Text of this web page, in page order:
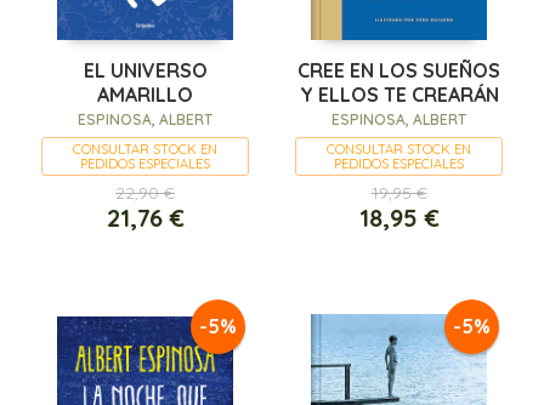
EL UNIVERSO
AMARILLO
ESPINOSA, ALBERT
CONSULTAR STOCK EN
PEDIDOS ESPECIALES
22,90 €
21,76 €
CREE EN LOS SUEÑOS
Y ELLOS TE CREARÁN
ESPINOSA, ALBERT
CONSULTAR STOCK EN
PEDIDOS ESPECIALES
19,95 €
18,95 €
-5% -5%